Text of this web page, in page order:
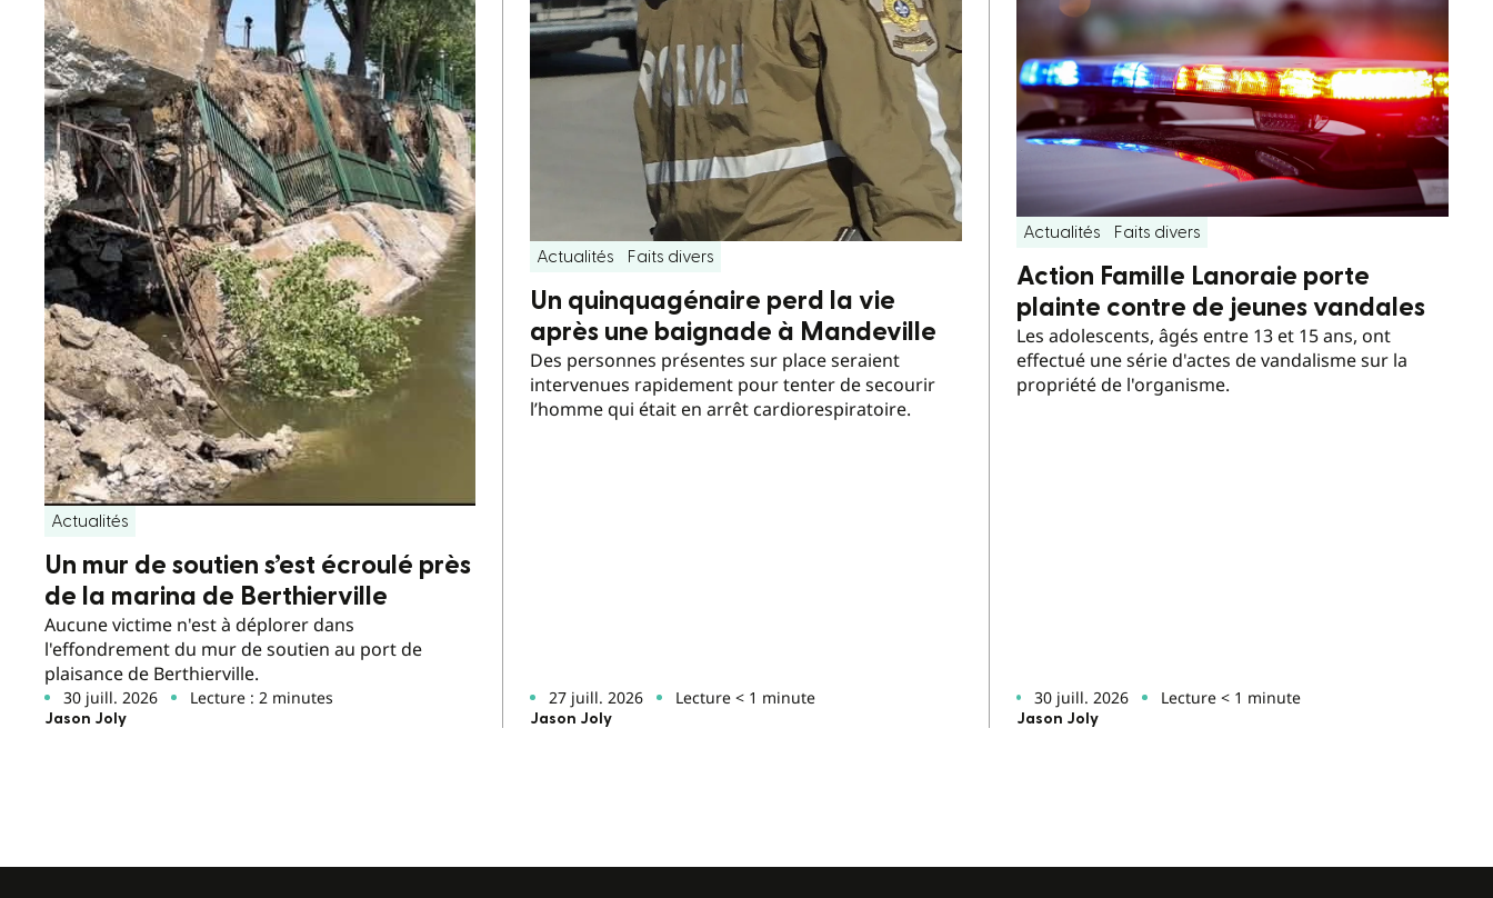
Actualités
Un mur de soutien s’est écroulé près
de la marina de Berthierville
Aucune victime n'est à déplorer dans
l'effondrement du mur de soutien au port de
plaisance de Berthierville.
30 juill. 2026 Lecture : 2 minutes
Jason Joly
Actualités Faits divers
Un quinquagénaire perd la vie
après une baignade à Mandeville
Des personnes présentes sur place seraient
intervenues rapidement pour tenter de secourir
l’homme qui était en arrêt cardiorespiratoire.
27 juill. 2026 Lecture < 1 minute
Jason Joly
Actualités Faits divers
Action Famille Lanoraie porte
plainte contre de jeunes vandales
Les adolescents, âgés entre 13 et 15 ans, ont
effectué une série d'actes de vandalisme sur la
propriété de l'organisme.
30 juill. 2026 Lecture < 1 minute
Jason Joly